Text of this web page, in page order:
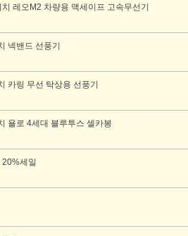
레오M2 차량용 맥세이프 고속무선기
넥밴드 선풍기
카링 무선 탁상용 선풍기
욜로 4세대 블루투스 셀카봉
세일